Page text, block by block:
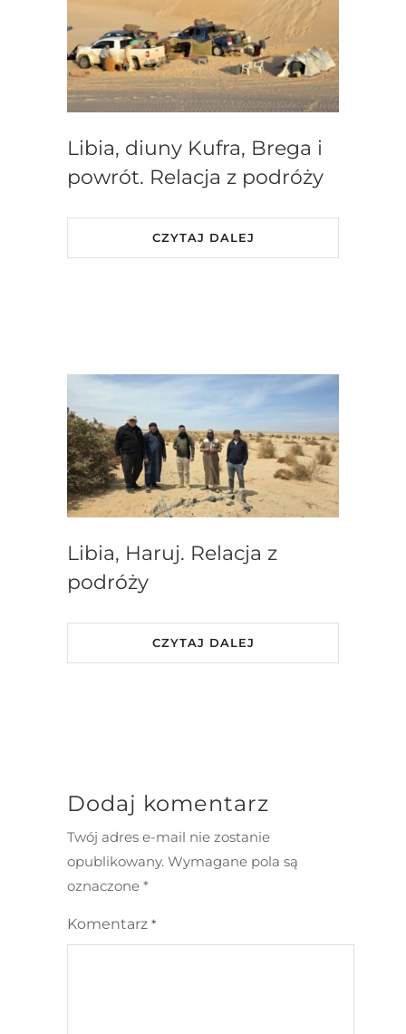
Libia, diuny Kufra, Brega i
powrót. Relacja z podróży
CZYTAJ DALEJ
Libia, Haruj. Relacja z
podróży
CZYTAJ DALEJ
Dodaj komentarz
Twój adres e-mail nie zostanie
opublikowany. Wymagane pola są
oznaczone *
Komentarz *